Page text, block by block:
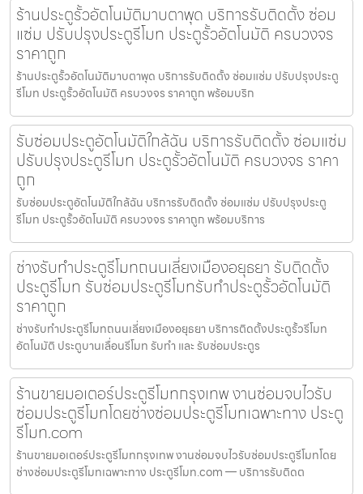
ร้านประตูรั้วอัตโนมัติมาบตาพุด บริการรับติดตั้ง ซ่อม
แซ่ม ปรับปรุงประตูรีโมท ประตูรั้วอัตโนมัติ ครบวงจร
ราคาถูก
ร้านประตูรั้วอัตโนมัติมาบตาพุด บริการรับติดตั้ง ซ่อมแซ่ม ปรับปรุงประตู
รีโมท ประตูรั้วอัตโนมัติ ครบวงจร ราคาถูก พร้อมบริก
รับซ่อมประตูอัตโนมัติใกล้ฉัน บริการรับติดตั้ง ซ่อมแซ่ม
ปรับปรุงประตูรีโมท ประตูรั้วอัตโนมัติ ครบวงจร ราคา
ถูก
รับซ่อมประตูอัตโนมัติใกล้ฉัน บริการรับติดตั้ง ซ่อมแซ่ม ปรับปรุงประตู
รีโมท ประตูรั้วอัตโนมัติ ครบวงจร ราคาถูก พร้อมบริการ
ช่างรับทำประตูรีโมทถนนเลี่ยงเมืองอยุธยา รับติดตั้ง
ประตูรีโมท รับซ่อมประตูรีโมทรับทำประตูรั้วอัตโนมัติ
ราคาถูก
ช่างรับทำประตูรีโมทถนนเลี่ยงเมืองอยุธยา บริการติดตั้งประตูรั้วรีโมท
อัตโนมัติ ประตูบานเลื่อนรีโมท รับทำ และ รับซ่อมประตูร
ร้านขายมอเตอร์ประตูรีโมทกรุงเทพ งานซ่อมจบไวรับ
ซ่อมประตูรีโมทโดยช่างซ่อมประตูรีโมทเฉพาะทาง ประตู
รีโมท.com
ร้านขายมอเตอร์ประตูรีโมทกรุงเทพ งานซ่อมจบไวรับซ่อมประตูรีโมทโดย
ช่างซ่อมประตูรีโมทเฉพาะทาง ประตูรีโมท.com — บริการรับติดต